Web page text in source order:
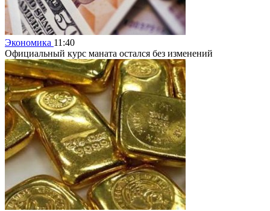
Экономика 11:40
Официальный курс маната остался без изменений